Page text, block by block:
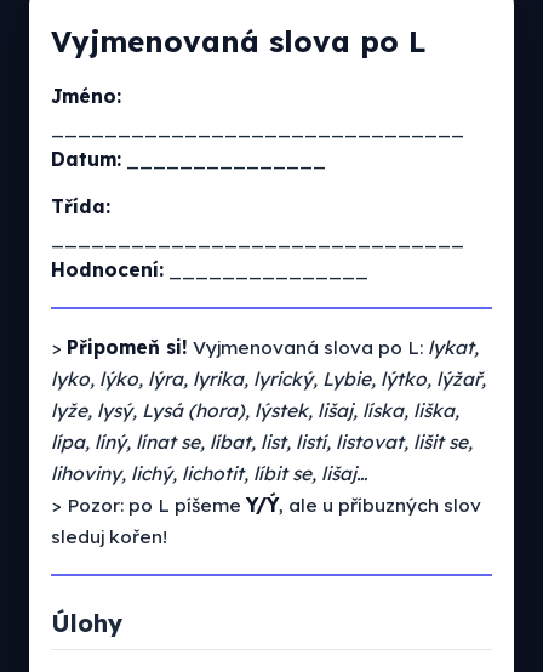
Vyjmenovaná slova po L
Jméno:
Datum:
Třída:
Hodnocení:
> Připomeň si! Vyjmenovaná slova po L: lykat,
lyko, lýko, lýra, lyrika, lyrický, Lybie, lýtko, lýžař,
lyže, lysý, Lysá (hora), lýstek, lišaj, líska, liška,
lípa, líný, línat se, líbat, list, listí, listovat, lišit se,
lihoviny, lichý, lichotit, líbit se, lišaj…
> Pozor: po L píšeme Y/Ý, ale u příbuzných slov
sleduj kořen!
Úlohy